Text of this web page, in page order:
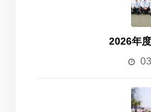
2026年